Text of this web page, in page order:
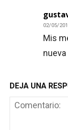
02/05/
Mis
DEJA UNA